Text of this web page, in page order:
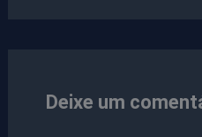
Deixe um